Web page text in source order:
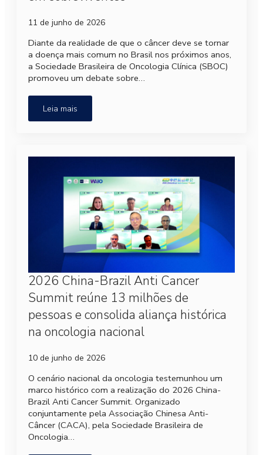
11 de junho de 2026
Diante da realidade de que o câncer deve se tornar
a doença mais comum no Brasil nos próximos anos,
a Sociedade Brasileira de Oncologia Clínica (SBOC)
promoveu um debate sobre…
Leia mais
2026 China-Brazil Anti Cancer
Summit reúne 13 milhões de
pessoas e consolida aliança histórica
na oncologia nacional
10 de junho de 2026
O cenário nacional da oncologia testemunhou um
marco histórico com a realização do 2026 China-
Brazil Anti Cancer Summit. Organizado
conjuntamente pela Associação Chinesa Anti-
Câncer (CACA), pela Sociedade Brasileira de
Oncologia…